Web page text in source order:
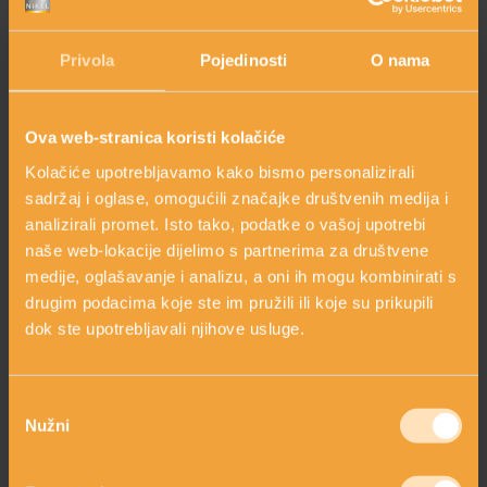
Privola Pojedinosti O nama
Ova web-stranica koristi kolačiće
Kolačiće upotrebljavamo kako bismo personalizirali
sadržaj i oglase, omogućili značajke društvenih medija i
analizirali promet. Isto tako, podatke o vašoj upotrebi
naše web-lokacije dijelimo s partnerima za društvene
medije, oglašavanje i analizu, a oni ih mogu kombinirati s
drugim podacima koje ste im pružili ili koje su prikupili
dok ste upotrebljavali njihove usluge.
pristanka
Nužni
ZLATNI ELIKSIR MEDITERANA: ZAŠTO NAŠA KOŽA
OBOŽAVA SMILJE?
MORE, SUNCE I KLIMA: KAKO OBNOVITI KOŽU NAKON
DANA NA PLAŽI?
za mršavljenje neće pomoći smanjenju celulita. To znači da
trebamo pronaći način da spriječimo zadržavanje štetnih
štetnih tvari preko bubrega, stolice i kože (povećati količinu